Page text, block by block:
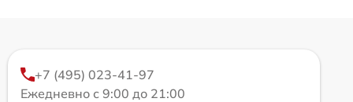
+7 (495) 023-41-97
Ежедневно с 9:00 до 21:00